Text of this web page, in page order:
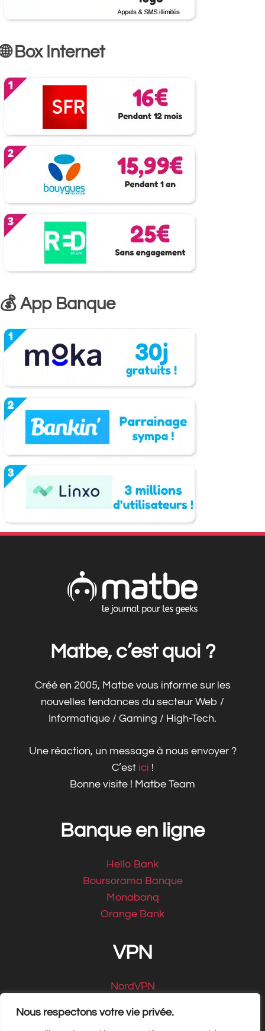
Nous respectons votre vie privée.
🌐 Box Internet
💰 App Banque
Matbe, c’est quoi ?
Créé en 2005, Matbe vous informe sur les
nouvelles tendances du secteur Web /
Informatique / Gaming / High-Tech.
Une réaction, un message à nous envoyer ?
C’est ici !
Bonne visite ! Matbe Team
Banque en ligne
Hello Bank
Boursorama Banque
Monabanq
Orange Bank
VPN
NordVPN